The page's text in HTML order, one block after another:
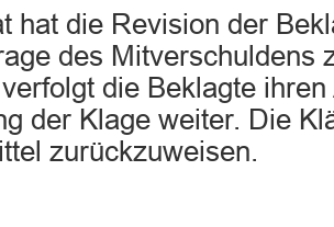
hat die Revision der
des Mitverschuldens
die Beklagte ihren
der Klage weiter. Die
zurückzuweisen.